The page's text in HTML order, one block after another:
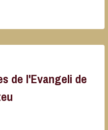
de l'Evangeli de